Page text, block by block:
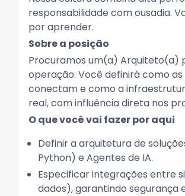
responsabilidade com ousadia.
por aprender.
Sobre a posição
Procuramos um(a) Arquiteto(a)
operação. Você definirá como
conectam e como a
real, com influência direta nos
O que você vai fazer por aqui
Definir a arquitetura de
Python) e Agentes de IA.
Especificar integrações entre
dados), garantindo segurança